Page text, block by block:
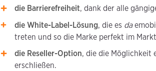
die Barrierefreiheit, dank der alle
die White-Label-Lösung, die es da
treten und so die Marke perfekt im
die Reseller-Option, die die Möglichkeit
erschließen.